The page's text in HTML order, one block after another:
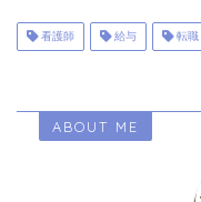
看護師 給与 転職
ABOUT ME